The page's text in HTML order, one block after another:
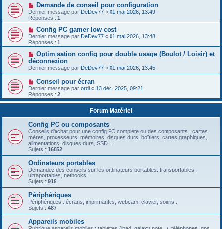
Demande de conseil pour configuration
Dernier message par DeDev77 « 01 mai 2026, 13:49
Réponses : 1
Config PC gamer low cost
Dernier message par DeDev77 « 01 mai 2026, 13:48
Réponses : 1
Optimisation config pour double usage (Boulot / Loisir) et
déconnexion
Dernier message par DeDev77 « 01 mai 2026, 13:45
Conseil pour écran
Dernier message par ordi « 13 déc. 2025, 09:21
Réponses : 2
Forum Matériel
Config PC ou composants
Conseils d'achat pour une config PC complète ou des composants : cartes
mères, processeurs, mémoires, disques durs, boîtiers, cartes graphiques,
alimentations, disques durs, SSD...
Sujets : 16052
Ordinateurs portables
Demandez des conseils sur les ordinateurs portables, transportables,
ultraportables, netbooks...
Sujets : 919
Périphériques
Périphériques : écrans, imprimantes, webcam, clavier, souris...
Sujets : 487
Appareils mobiles
Rubrique appareils mobiles : tablettes (ipad, galaxy note...), téléphones, gps,